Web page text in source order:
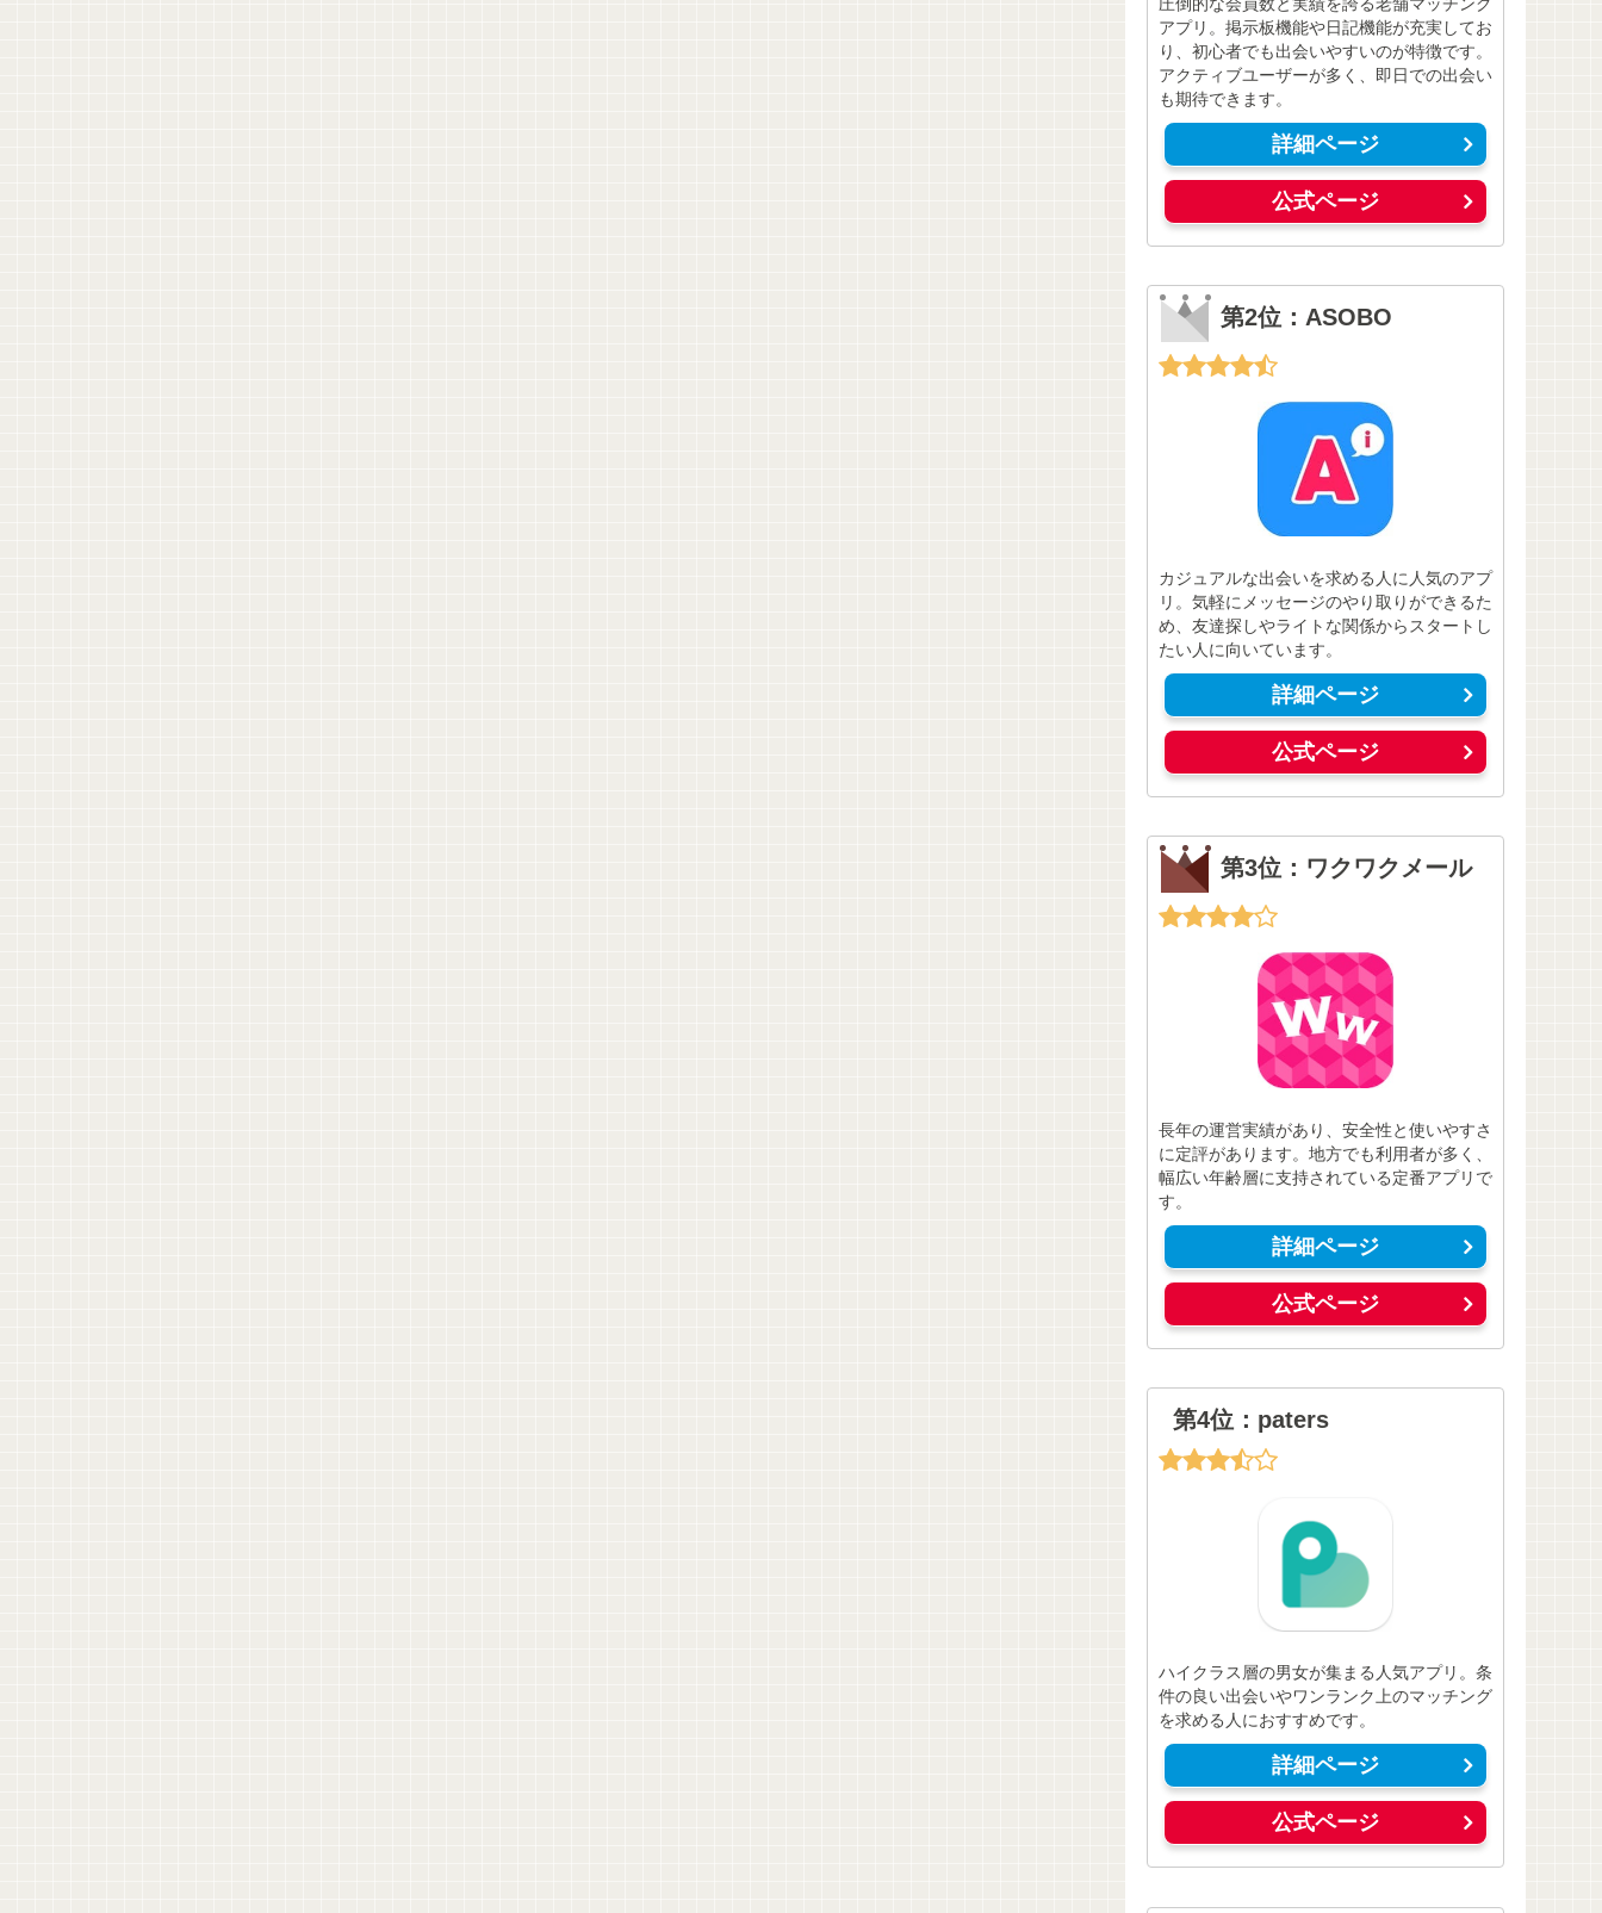
アプリ。掲示板機能や日記機能が充実してお
り、初心者でも出会いやすいのが特徴です。
アクティブユーザーが多く、即日での出会い
も期待できます。
詳細ページ
公式ページ
第2位：ASOBO
カジュアルな出会いを求める人に人気のアプ
リ。気軽にメッセージのやり取りができるた
め、友達探しやライトな関係からスタートし
たい人に向いています。
詳細ページ
公式ページ
第3位：ワクワクメール
長年の運営実績があり、安全性と使いやすさ
に定評があります。地方でも利用者が多く、
幅広い年齢層に支持されている定番アプリで
す。
詳細ページ
公式ページ
第4位：paters
ハイクラス層の男女が集まる人気アプリ。条
件の良い出会いやワンランク上のマッチング
を求める人におすすめです。
詳細ページ
公式ページ